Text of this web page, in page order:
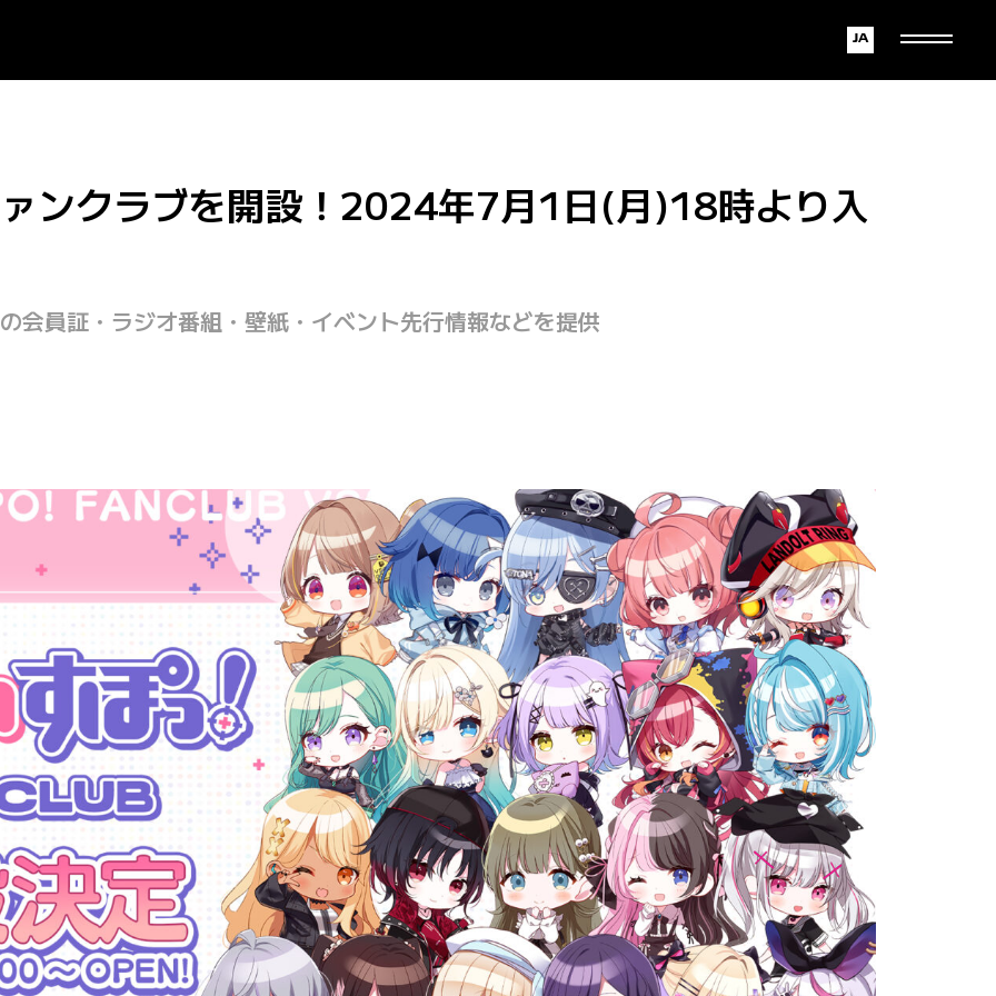
English
Japanese
ンクラブを開設！2024年7月1日(月)18時より入
会員証・ラジオ番組・壁紙・イベント先行情報などを提供